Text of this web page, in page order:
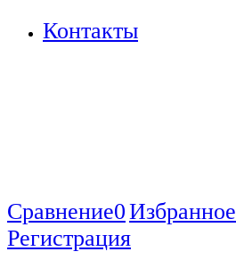
Контакты
Сравнение0Избранное
Регистрация